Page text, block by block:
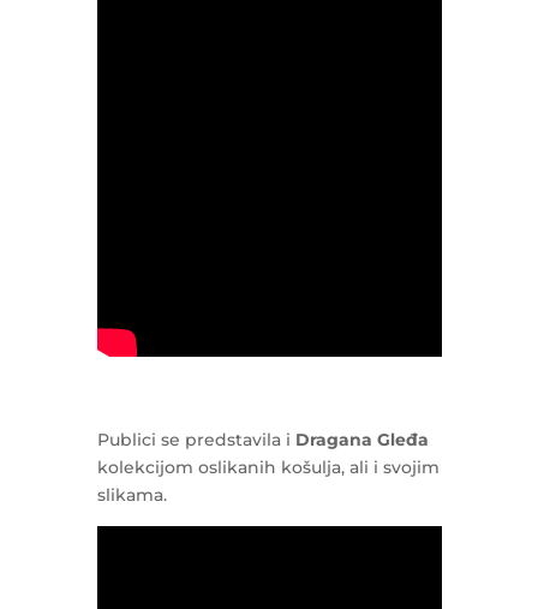
Publici se predstavila i Dragana Gleđa
kolekcijom oslikanih košulja, ali i svojim
slikama.